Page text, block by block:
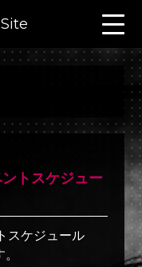
トスケジュー
スケジュール